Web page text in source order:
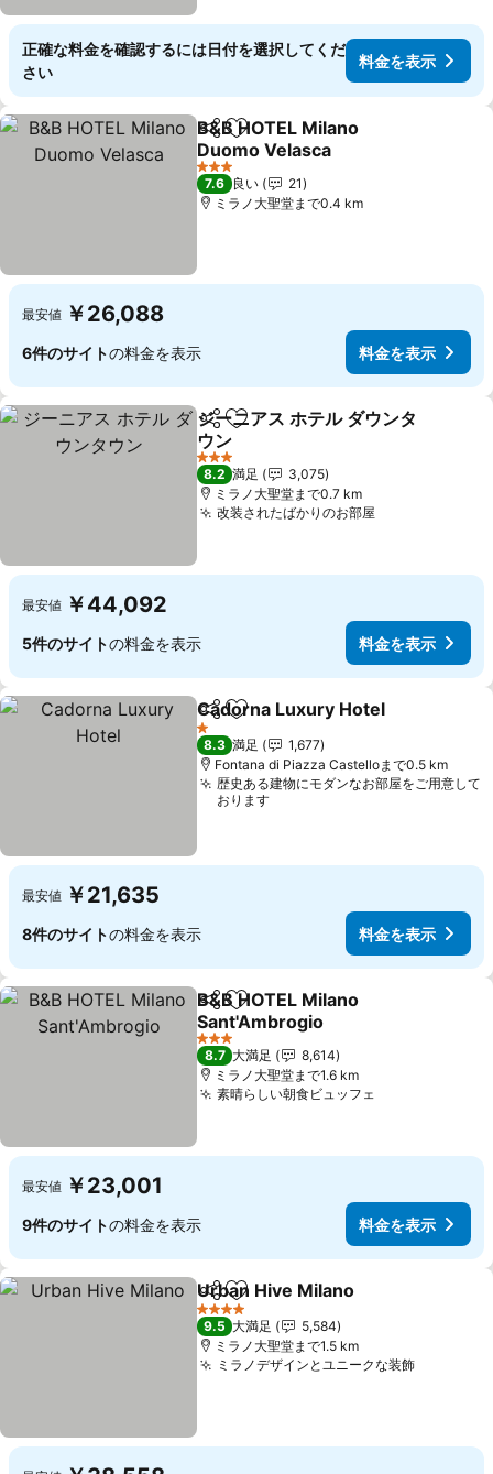
正確な料金を確認するには日付を選択してくだ
さい
料金を表示
シェアお気に入りに追加
B&B HOTEL Milano
Duomo Velasca
3 ホテルのランク
7.6 良い
21
ミラノ大聖堂まで0.4 km
最安値 ￥26,088
6件のサイトの料金を表示 料金を表示
シェアお気に入りに追加
ジーニアス ホテル ダウンタ
ウン
3 ホテルのランク
8.2 満足
3,075
ミラノ大聖堂まで0.7 km
改装されたばかりのお部屋
最安値 ￥44,092
5件のサイトの料金を表示 料金を表示
シェアお気に入りに追加
Cadorna Luxury Hotel
1 ホテルのランク
8.3 満足
1,677
Fontana di Piazza Castelloまで0.5 km
歴史ある建物にモダンなお部屋をご用意して
おります
最安値 ￥21,635
8件のサイトの料金を表示 料金を表示
シェアお気に入りに追加
B&B HOTEL Milano
Sant'Ambrogio
3 ホテルのランク
8.7 大満足
8,614
ミラノ大聖堂まで1.6 km
素晴らしい朝食ビュッフェ
最安値 ￥23,001
9件のサイトの料金を表示 料金を表示
シェアお気に入りに追加
Urban Hive Milano
4 ホテルのランク
9.5 大満足
5,584
ミラノ大聖堂まで1.5 km
ミラノデザインとユニークな装飾